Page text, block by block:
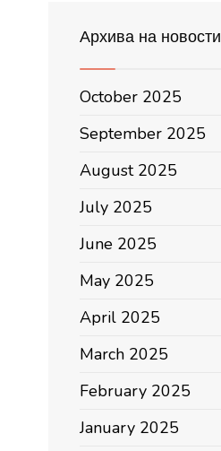
Архива на новости
October 2025
September 2025
August 2025
July 2025
June 2025
May 2025
April 2025
March 2025
February 2025
January 2025